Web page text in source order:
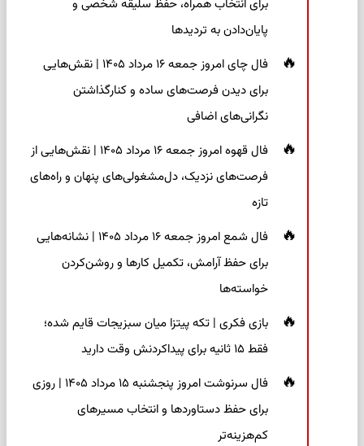
برای انتخاب همراه، حفظ سلیقه شخصی و
پایان‌دادن به تردیدها
فال چای امروز جمعه ۱۶ مرداد ۱۴۰۵ | نقش‌هایی
برای دیدن فرصت‌های ساده و کنارگذاشتن
نگرانی‌های اضافی
فال قهوه امروز جمعه ۱۶ مرداد ۱۴۰۵ | نقش‌هایی از
فرصت‌های نزدیک، دل‌مشغولی‌های پنهان و راه‌های
تازه
فال شمع امروز جمعه ۱۶ مرداد ۱۴۰۵ | نشانه‌هایی
برای حفظ آرامش، تکمیل کارها و روشن‌کردن
خواسته‌ها
بازی فکری | تکه پیتزا میان سبزیجات قایم شده؛
فقط ۱۵ ثانیه برای پیداکردنش وقت دارید
فال سرنوشت امروز پنجشنبه ۱۵ مرداد ۱۴۰۵ | روزی
برای حفظ دستاوردها و انتخاب مسیرهای
کم‌هزینه‌تر